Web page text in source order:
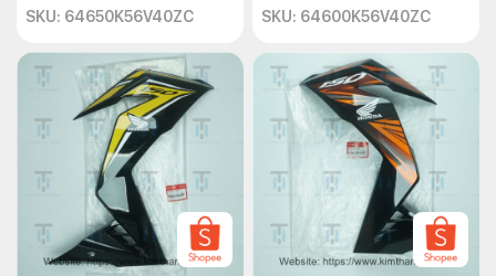
SKU: 64650K56V40ZC
SKU: 64600K56V40ZC